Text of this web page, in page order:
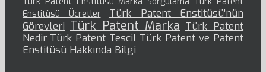
Enstitüsü Ücretler
Türk Patent Enstitüsü’nün
Görevleri Türk Patent Marka Türk Patent
Nedir Türk Patent Tescil Türk Patent ve Patent
Enstitüsü Hakkında Bilgi